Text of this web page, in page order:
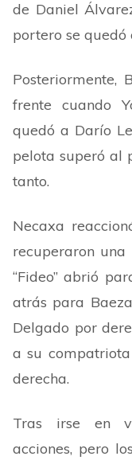
de Daniel
portero se quedó
Posteriormente,
frente cuando
quedó a Darío
pelota superó al
tanto.
Necaxa
recuperaron
“Fideo”abrió
atrás para
Delgado por
a su
derecha.
Tras irse en
acciones, pero